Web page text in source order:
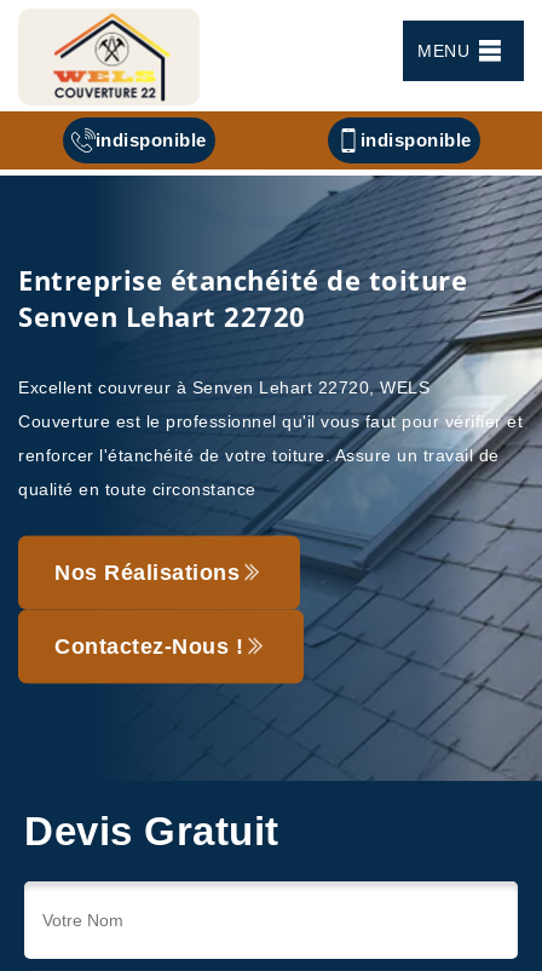
MENU
indisponible indisponible
Entreprise étanchéité de toiture
Senven Lehart 22720
Excellent couvreur à Senven Lehart 22720, WELS
Couverture est le professionnel qu'il vous faut pour vérifier et
renforcer l'étanchéité de votre toiture. Assure un travail de
qualité en toute circonstance
Nos Réalisations
Contactez-Nous !
Devis Gratuit